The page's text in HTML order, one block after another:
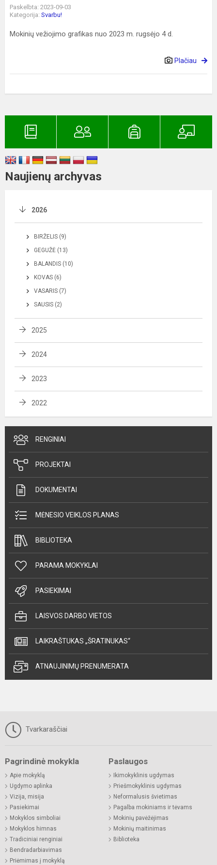
Paskelbta: 2023-09-03
Kategorija: Svarbu!
Mokinių vežiojimo grafikas nuo 2023 m. rugsėjo 4 d.
Plačiau
Naujienų archyvas
2026
BIRŽELIS (9)
GEGUŽĖ (13)
BALANDIS (10)
KOVAS (6)
VASARIS (7)
SAUSIS (2)
2025
2024
2023
2022
RENGINIAI
PROJEKTAI
DOKUMENTAI
MĖNESIO VEIKLOS PLANAS
BIBLIOTEKA
PARAMA MOKYKLAI
PASIEKIMAI
LAISVOS DARBO VIETOS
LAIKRAŠTUKAS „ŠRATINUKAS“
ATNAUJINIMŲ PRENUMERATA
Tvarkaraščiai
Pagrindinė mokykla
Apie mokyklą
Ugdymo aplinka
Vizija, misija
Pasiekimai
Mokyklos simboliai
Mokyklos himnas
Tradiciniai renginiai
Bendradarbiavimas
Priėmimas į mokyklą
Paslaugos
Ikimokyklinis ugdymas
Priešmokyklinis ugdymas
Neformalusis švietimas
Pagalba mokiniams ir tėvams
Mokinių pavėžėjimas
Mokinių maitinimas
Biblioteka